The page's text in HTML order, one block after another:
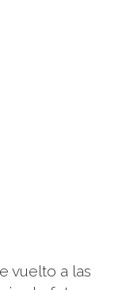
vuelto a las